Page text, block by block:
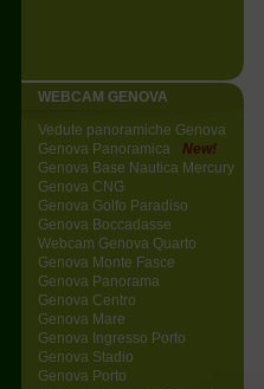
WEBCAM GENOVA
Vedute panoramiche Genova
Genova Panoramica - New!
Genova Base Nautica Mercury
Genova CNG
Genova Golfo Paradiso
Genova Boccadasse
Webcam Genova Quarto
Genova Monte Fasce
Genova Panorama
Genova Centro
Genova Mare
Genova Ingresso Porto
Genova Stadio
Genova Porto